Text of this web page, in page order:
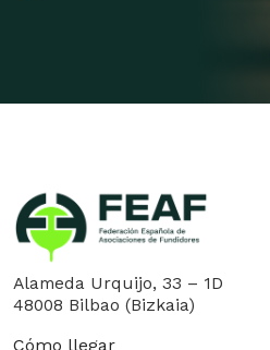
Alameda Urquijo, 33 – 1D
48008 Bilbao (Bizkaia)
Cómo llegar